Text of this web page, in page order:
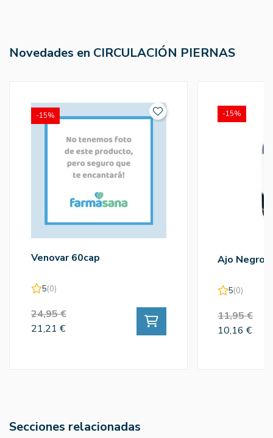
Novedades en CIRCULACIÓN PIERNAS
Venovar 60cap
5(0)
24,95 €
21,21 €
-15%
Ajo Negro
5(0)
11,95 €
10,16 €
-15%
Secciones relacionadas